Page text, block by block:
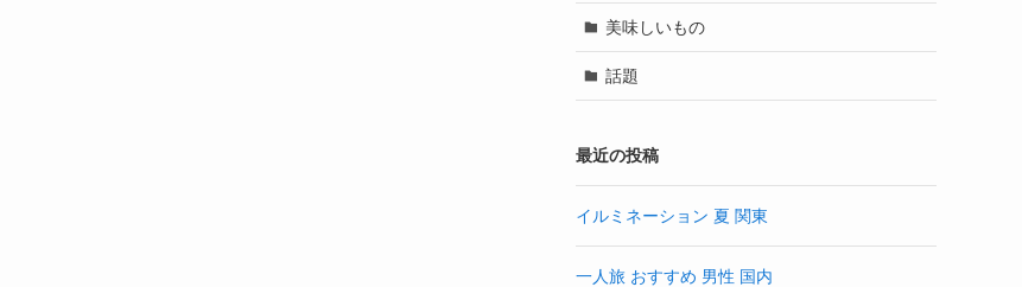
美味しいもの
話題
最近の投稿
イルミネーション 夏 関東
一人旅 おすすめ 男性 国内